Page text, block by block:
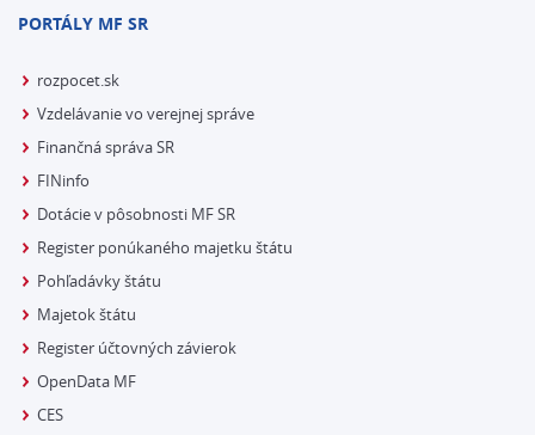
PORTÁLY MF SR
rozpocet.sk
Vzdelávanie vo verejnej správe
Finančná správa SR
FINinfo
Dotácie v pôsobnosti MF SR
Register ponúkaného majetku štátu
Pohľadávky štátu
Majetok štátu
Register účtovných závierok
OpenData MF
CES